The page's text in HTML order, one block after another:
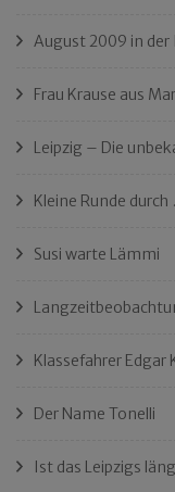
August 2009 in
Frau Krause aus
Leipzig – Die
Kleine Runde
Susi warte Lämmi
Klassefahrer Edgar
Der Name Tonelli
Ist das Leipzigs